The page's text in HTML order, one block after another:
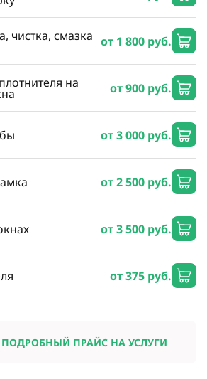
чистка, смазка от 1 800 руб.
на от 900 руб.
от 3 000 руб.
от 2 500 руб.
от 3 500 руб.
от 375 руб.
ПРАЙС НА УСЛУГИ